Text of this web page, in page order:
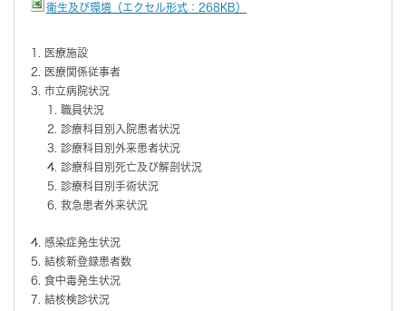
衛生及び環境（エクセル形式：268KB）
医療施設
医療関係従事者
市立病院状況
職員状況
診療科目別入院患者状況
診療科目別外来患者状況
診療科目別死亡及び解剖状況
診療科目別手術状況
救急患者外来状況
感染症発生状況
結核新登録患者数
食中毒発生状況
結核検診状況